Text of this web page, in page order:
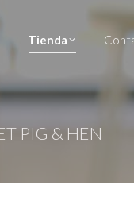
Tienda
PIG & HEN